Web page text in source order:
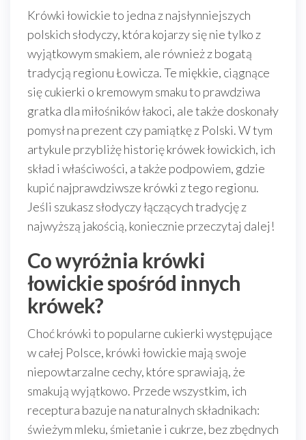
Krówki łowickie to jedna z najsłynniejszych
polskich słodyczy, która kojarzy się nie tylko z
wyjątkowym smakiem, ale również z bogatą
tradycją regionu Łowicza. Te miękkie, ciągnące
się cukierki o kremowym smaku to prawdziwa
gratka dla miłośników łakoci, ale także doskonały
pomysł na prezent czy pamiątkę z Polski. W tym
artykule przybliżę historię krówek łowickich, ich
skład i właściwości, a także podpowiem, gdzie
kupić najprawdziwsze krówki z tego regionu.
Jeśli szukasz słodyczy łączących tradycję z
najwyższą jakością, koniecznie przeczytaj dalej!
Co wyróżnia krówki
łowickie spośród innych
krówek?
Choć krówki to popularne cukierki występujące
w całej Polsce, krówki łowickie mają swoje
niepowtarzalne cechy, które sprawiają, że
smakują wyjątkowo. Przede wszystkim, ich
receptura bazuje na naturalnych składnikach:
świeżym mleku, śmietanie i cukrze, bez zbędnych